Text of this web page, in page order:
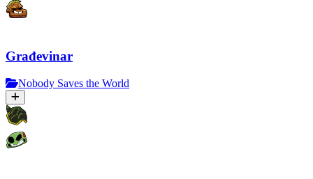
Građevinar
Nobody Saves the World